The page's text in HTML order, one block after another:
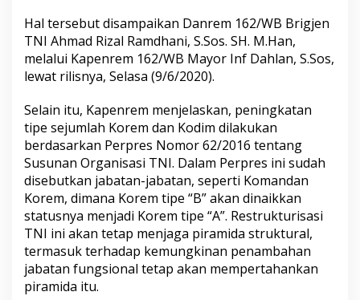
Hal tersebut disampaikan Danrem 162/WB Brigjen
TNI Ahmad Rizal Ramdhani, S.Sos. SH. M.Han,
melalui Kapenrem 162/WB Mayor Inf Dahlan, S.Sos,
lewat rilisnya, Selasa (9/6/2020).
Selain itu, Kapenrem menjelaskan, peningkatan
tipe sejumlah Korem dan Kodim dilakukan
berdasarkan Perpres Nomor62/2016 tentang
Susunan Organisasi TNI. Dalam Perpres ini sudah
disebutkan jabatan-jabatan, seperti Komandan
Korem, dimana Korem tipe “B” akan dinaikkan
statusnya menjadi Korem tipe “A”. Restrukturisasi
TNI ini akan tetap menjaga piramida struktural,
termasuk terhadap kemungkinan penambahan
jabatan fungsional tetap akan mempertahankan
piramida itu.